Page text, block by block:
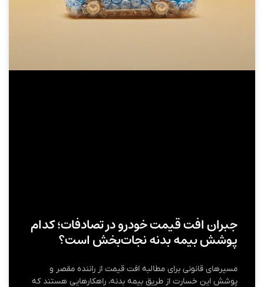
جبران افت قیمت خودرو در تصادفات؛ کدام
پوشش بیمه بدنه نجات‌بخش است؟
مسیرهای قانونی برای مطالبه افت قیمت از راننده مقصر و
پوشش این خسارت از طریق بیمه بدنه، راهکارهایی هستند که